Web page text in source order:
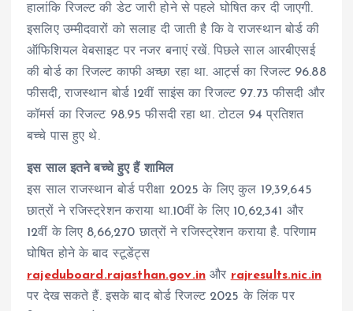
हालांकि रिजल्ट की डेट जारी होने से पहले घोषित कर दी जाएगी.
इसलिए उम्मीदवारों को सलाह दी जाती है कि वे राजस्थान बोर्ड की
ऑफिशियल वेबसाइट पर नजर बनाएं रखें. पिछले साल आरबीएसई
की बोर्ड का रिजल्ट काफी अच्छा रहा था. आर्ट्स का रिजल्ट 96.88
फीसदी, राजस्थान बोर्ड 12वीं साइंस का रिजल्ट 97.73 फीसदी और
कॉमर्स का रिजल्ट 98.95 फीसदी रहा था. टोटल 94 प्रतिशत
बच्चे पास हुए थे.
इस साल इतने बच्चे हुए हैं शामिल
इस साल राजस्थान बोर्ड परीक्षा 2025 के लिए कुल 19,39,645
छात्रों ने रजिस्ट्रेशन कराया था.10वीं के लिए 10,62,341 और
12वीं के लिए 8,66,270 छात्रों ने रजिस्ट्रेशन कराया है. परिणाम
घोषित होने के बाद स्टूडेंट्स
rajeduboard.rajasthan.gov.in और rajresults.nic.in
पर देख सकते हैं. इसके बाद बोर्ड रिजल्ट 2025 के लिंक पर